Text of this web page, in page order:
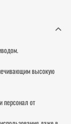
высокую
персонал от